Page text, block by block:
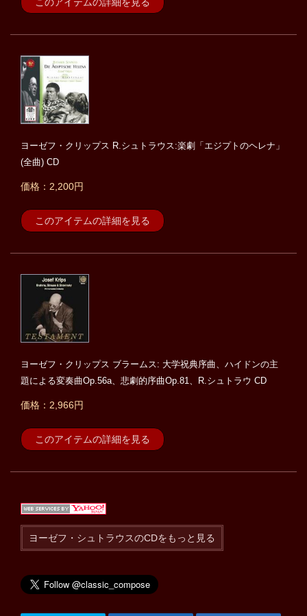
ヨーゼフ・クリップス R.シュトラウス:楽劇「エジプトのヘレナ」
(全曲) CD
価格：2,200円
このアイテムの詳細を見る
ヨーゼフ・クリップス ブラームス: 大学祝典序曲、ハイドンの主
題による変奏曲Op.56a、悲劇的序曲Op.81、R.シュトラウ CD
価格：2,966円
このアイテムの詳細を見る
ヨーゼフ・シュトラウスのCDをもっと見る